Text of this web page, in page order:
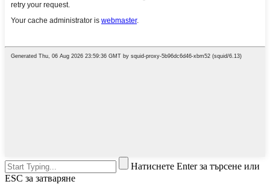
Натиснете Enter за търсене или
ESC за затваряне